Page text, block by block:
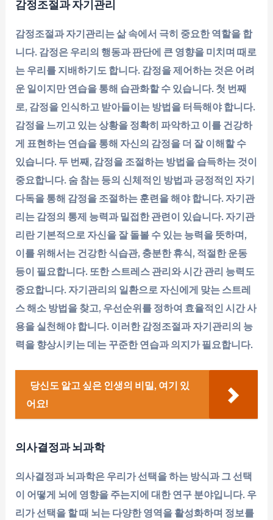
감정조절과 자기관리
감정조절과 자기관리는 삶 속에서 극히 중요한 역할을 합
니다. 감정은 우리의 행동과 판단에 큰 영향을 미치며 때로
는 우리를 지배하기도 합니다. 감정을 제어하는 것은 어려
운 일이지만 연습을 통해 습관화할 수 있습니다. 첫 번째
로, 감정을 인식하고 받아들이는 방법을 터득해야 합니다.
감정을 느끼고 있는 상황을 정확히 파악하고 이를 건강하
게 표현하는 연습을 통해 자신의 감정을 더 잘 이해할 수
있습니다. 두 번째, 감정을 조절하는 방법을 습득하는 것이
중요합니다. 숨 참는 등의 신체적인 방법과 긍정적인 자기
다독을 통해 감정을 조절하는 훈련을 해야 합니다. 자기관
리는 감정의 통제 능력과 밀접한 관련이 있습니다. 자기관
리란 기본적으로 자신을 잘 돌볼 수 있는 능력을 뜻하며,
이를 위해서는 건강한 식습관, 충분한 휴식, 적절한 운동
등이 필요합니다. 또한 스트레스 관리와 시간 관리 능력도
중요합니다. 자기관리의 일환으로 자신에게 맞는 스트레
스 해소 방법을 찾고, 우선순위를 정하여 효율적인 시간 사
용을 실천해야 합니다. 이러한 감정조절과 자기관리의 능
력을 향상시키는 데는 꾸준한 연습과 의지가 필요합니다.
당신도 알고 싶은 인생의 비밀, 여기 있
어요!
의사결정과 뇌과학
의사결정과 뇌과학은 우리가 선택을 하는 방식과 그 선택
이 어떻게 뇌에 영향을 주는지에 대한 연구 분야입니다. 우
리가 선택을 할 때 뇌는 다양한 영역을 활성화하며 정보를